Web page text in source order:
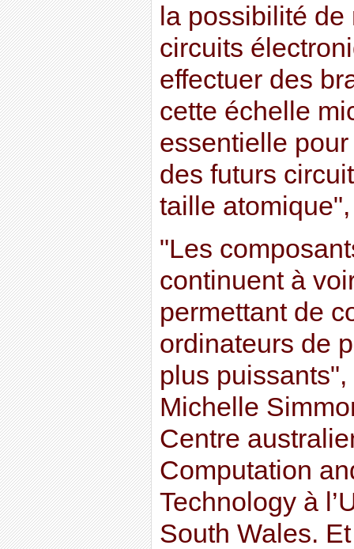
la possibilité
circuits
effectuer des
cette échelle
essentielle
des futurs
taille
"Les
continuent à
permettant de
ordinateurs de
plus
Michelle
Centre
Computation
Technology à
South Wales.